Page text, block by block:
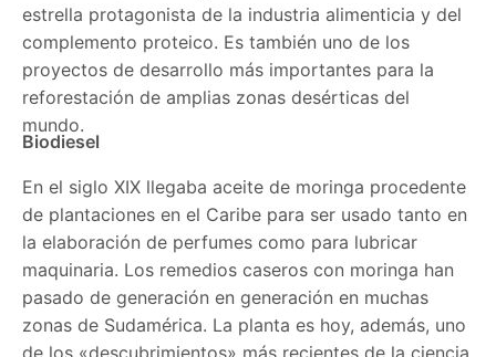
estrella protagonista de la industria alimenticia y del
complemento proteico. Es también uno de los
proyectos de desarrollo más importantes para la
reforestación de amplias zonas desérticas del
mundo.
Biodiesel
En el siglo XIX llegaba aceite de moringa procedente
de plantaciones en el Caribe para ser usado tanto en
la elaboración de perfumes como para lubricar
maquinaria. Los remedios caseros con moringa han
pasado de generación en generación en muchas
zonas de Sudamérica. La planta es hoy, además, uno